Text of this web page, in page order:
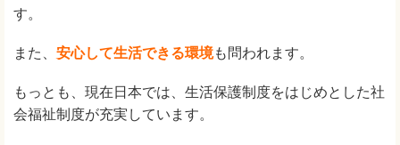
す。
また、 安心して生活できる環境も問われます。
もっとも、現在日本では、生活保護制度をはじめとした社
会福祉制度が充実しています。